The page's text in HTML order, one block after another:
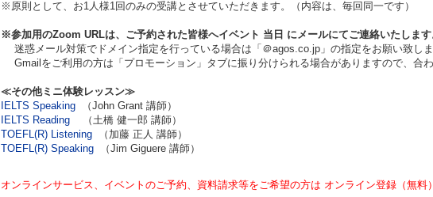
※原則として、お1人様1回のみの受講とさせていただきます。（内容は、毎回同一です）
※参加用のZoom URLは、ご予約された皆様へイベント 当日 にメールにてご連絡いたします
迷惑メール対策でドメイン指定を行っている場合は「＠agos.co.jp」の指定をお願い致しま
Gmailをご利用の方は「プロモーション」タブに振り分けられる場合がありますので、合わ
≪その他ミニ体験レッスン≫
IELTS Speaking （John Grant 講師）
IELTS Reading （土橋 健一郎 講師）
TOEFL(R) Listening （加藤 正人 講師）
TOEFL(R) Speaking （Jim Giguere 講師）
オンラインサービス、イベントのご予約、資料請求等をご希望の方は オンライン登録（無料